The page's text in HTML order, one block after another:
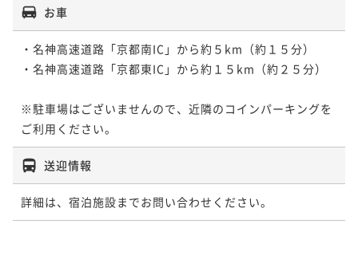
お車
・名神高速道路「京都南IC」から約５km（約１５分）
・名神高速道路「京都東IC」から約１５km（約２５分）
※駐車場はございませんので、近隣のコインパーキングを
ご利用ください。
送迎情報
詳細は、宿泊施設までお問い合わせください。